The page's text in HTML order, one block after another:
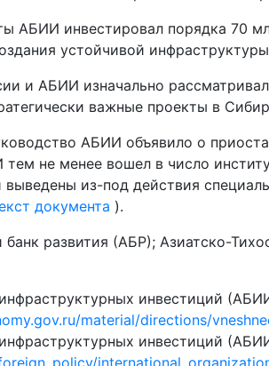
АБИИ инвестировал порядка 70
устойчивой
и АБИИ изначально
важные проекты в
АБИИ объявило о
не менее вошел в число
выведены из-под действия
документа ).
развития (АБР); Азиатско-
инвестиций
material/directions/
инвестиций